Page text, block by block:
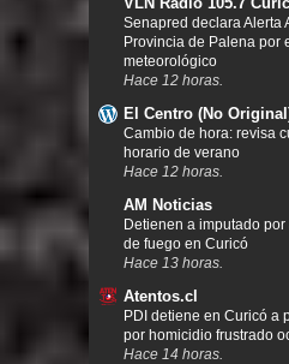
Senapred declara Alerta
Provincia de Palena por
meteorológico
Hace 12 horas.
El Centro (No
Cambio de hora: revisa
horario de verano
Hace 12 horas.
AM Noticias
Detienen a imputado
de fuego en Curicó
Hace 13 horas.
Atentos.cl
PDI detiene en Curicó a
por homicidio frustrado
Hace 14 horas.